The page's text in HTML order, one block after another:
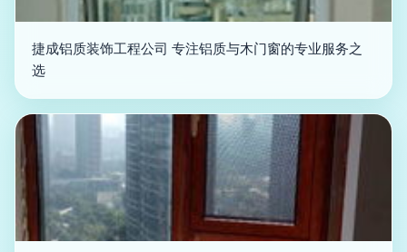
捷成铝质装饰工程公司 专注铝质与木门窗的专业服务之
选